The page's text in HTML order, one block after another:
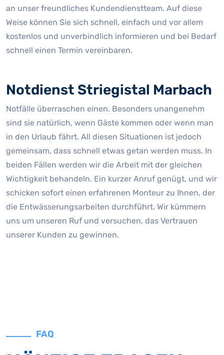
an unser freundliches Kundendienstteam. Auf diese
Weise können Sie sich schnell, einfach und vor allem
kostenlos und unverbindlich informieren und bei Bedarf
schnell einen Termin vereinbaren.
Notdienst Striegistal Marbach
Notfälle überraschen einen. Besonders unangenehm
sind sie natürlich, wenn Gäste kommen oder wenn man
in den Urlaub fährt. All diesen Situationen ist jedoch
gemeinsam, dass schnell etwas getan werden muss. In
beiden Fällen werden wir die Arbeit mit der gleichen
Wichtigkeit behandeln. Ein kurzer Anruf genügt, und wir
schicken sofort einen erfahrenen Monteur zu Ihnen, der
die Entwässerungsarbeiten durchführt. Wir kümmern
uns um unseren Ruf und versuchen, das Vertrauen
unserer Kunden zu gewinnen.
FAQ